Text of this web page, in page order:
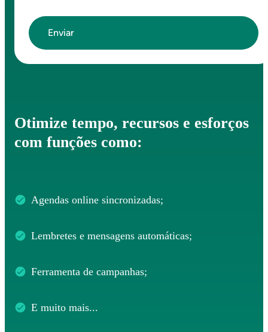
Otimize tempo, recursos e esforços
com funções como:
Agendas online sincronizadas;
Lembretes e mensagens automáticas;
Ferramenta de campanhas;
E muito mais...